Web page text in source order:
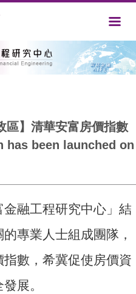
區】清華安富房價指數
has been launched on
融工程研究中心」結
專業人士組成團隊，
數，希冀促使房價資
展。